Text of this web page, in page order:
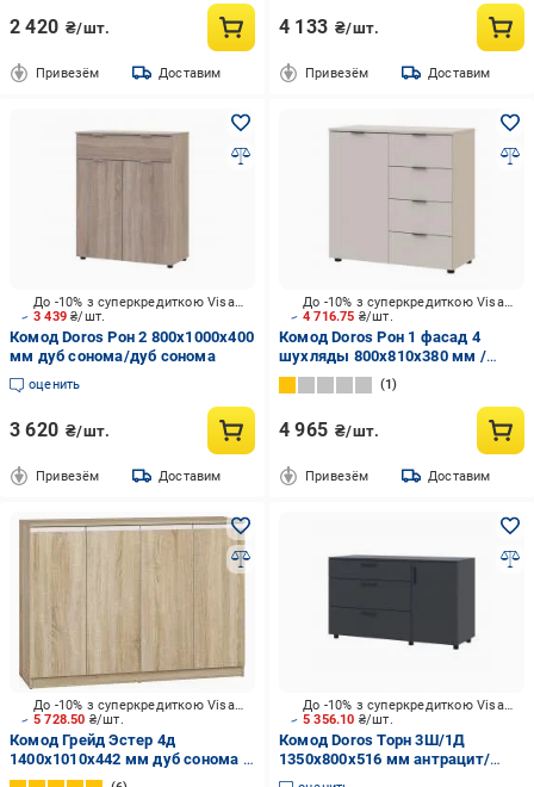
2 420 ₴/шт.
Привезём Доставим
4 133 ₴/шт.
Привезём Доставим
3 439₴/шт.
До -10% з суперкредиткою Visa Вигода
Комод Doros Рон 2 800x1000x400
мм дуб сонома/дуб сонома
оценить
3 620 ₴/шт.
Привезём Доставим
4 716.75 ₴/шт.
До -10% з суперкредиткою Visa Вигода
Комод Doros Рон 1 фасад 4
шухляды 800x810x380 мм /
кашемир
1
4 965 ₴/шт.
Привезём Доставим
5 728.50 ₴/шт.
До -10% з суперкредиткою Visa Вигода
Комод Грейд Эстер 4д
1400x1010x442 мм дуб сонома /
дуб сонома
5 356.10 ₴/шт.
До -10% з суперкредиткою Visa Вигода
Комод Doros Торн 3Ш/1Д
1350x800x516 мм антрацит/
антрацит